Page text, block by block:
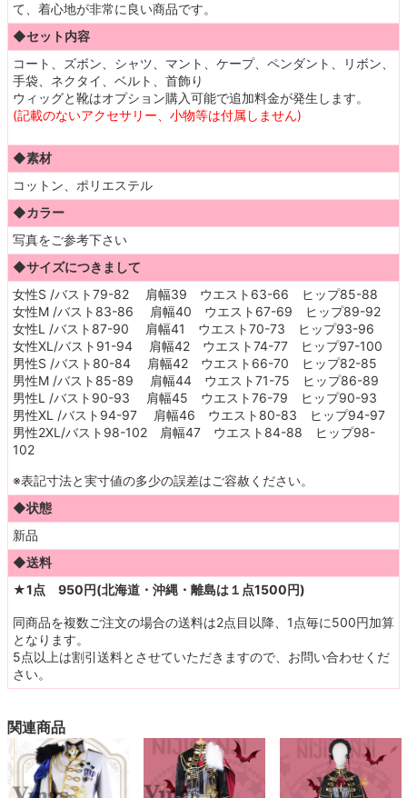
て、着心地が非常に良い商品です。
◆セット内容
コート、ズボン、シャツ、マント、ケープ、ペンダント、リボン、
手袋、ネクタイ、ベルト、首飾り
ウィッグと靴はオプション購入可能で追加料金が発生します。
(記載のないアクセサリー、小物等は付属しません)
◆素材
コットン、ポリエステル
◆カラー
写真をご参考下さい
◆サイズにつきまして
女性S /バスト79-82 肩幅39 ウエスト63-66 ヒップ85-88
女性M /バスト83-86 肩幅40 ウエスト67-69 ヒップ89-92
女性L /バスト87-90 肩幅41 ウエスト70-73 ヒップ93-96
女性XL/バスト91-94 肩幅42 ウエスト74-77 ヒップ97-100
男性S /バスト80-84 肩幅42 ウエスト66-70 ヒップ82-85
男性M /バスト85-89 肩幅44 ウエスト71-75 ヒップ86-89
男性L /バスト90-93 肩幅45 ウエスト76-79 ヒップ90-93
男性XL /バスト94-97 肩幅46 ウエスト80-83 ヒップ94-97
男性2XL/バスト98-102 肩幅47 ウエスト84-88 ヒップ98-
102
※表記寸法と実寸値の多少の誤差はご容赦ください。
◆状態
新品
◆送料
★1点 950円(北海道・沖縄・離島は１点1500円)
同商品を複数ご注文の場合の送料は2点目以降、1点毎に500円加算
となります。
5点以上は割引送料とさせていただきますので、お問い合わせくだ
さい。
関連商品